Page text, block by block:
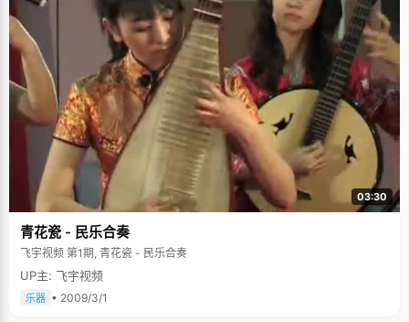
项英语自学计划： "叔叔给我找了一二三年级的英语课本，每个星期天给我布
置一星期的学习任务，一个星期后做测试"，潘娇娇说，"他语法也不教我，
直接让我翻译句子，被逼得很痛苦"。刚开始的几次，潘娇娇的测试成绩可谓
惨不忍睹。自尊心很强的潘娇娇不甘如此，一改往日爱玩的习性，每天放学
回家做完其他作业就开始学英语，默写单词，背诵课文，翻练习题。将三年
的英语内容在一个月内学习完成。终于，在学校英语测验中，潘娇娇考了90
多。 这次痛苦的学习经历，培养了潘娇娇很好的自学能力，也增强了她面对
困难的自信心，在以后的学习和生活中，她总是保持着乐观向上的态度，因
为"什么事情都会好起来的，只要去努力"。 爷爷奶奶是我学习的动力 因为爸
妈工作很忙，潘娇娇从小跟着爷爷奶奶长大，对爷爷奶奶的感情特别深，也
是一个懂事孝顺的孩子。在尚不能成大事的时候，她把学习当做一个可以回
报他们的礼物。 "我学习的动力就是爷爷奶奶，每次一想到爷爷每天接我上下
学，就不敢放松学习，会觉得考不好就对不起爷爷奶奶"，潘娇娇说，"虽然
爷爷奶奶不说什么，但是考不好的时候还是会哭得很伤心"。 高考拿了状元，
看到我很努力，很好"。 在北大做一个"低调"的人 虽然拿了状元，会拉二
胡、小提琴、唱歌也很厉害，但是潘娇娇给自己的定位很低，当看到其他同
学高谈论阔，侃侃而谈的时候，她免不了的有些自卑。"能够得到一份进入北
大的入场券我已经感觉很幸运了"，潘娇娇说，"我秉着做一个低调的人进入
北大"。 北大的校长在一次访谈中说道："最聪明的北大人是善于利用北大所
有的资源"。潘娇娇一直记得这句话，所以她的大学计划，就是尽情享受北大
03:30
青花瓷 - 民乐合奏
飞宇视频 第1期, 青花瓷 - 民乐合奏
UP主: 飞宇视频
乐器 • 2009/3/1